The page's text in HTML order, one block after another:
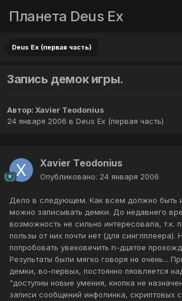
Планета Deus Ex
Deus Ex (первая часть)
Запись демок игры.
Автор: Xavier Teodonius
24 января 2006 в Deus Ex (первая часть)
Xavier Teodonius
Опубликовано: 24 января 2006
Дело в следующем. Как всем должно быть
можно записывать демки. До недавнего
возможность не сильно интересовала, т.к.
пользы от них почти нет (для синглплеера).
попробовать увековечить n-дцатое
Результаты были мягко говоря не очень...
демки, во-первых, постоянно пяовляется
"доступны новые умения, кнопка не
записи сообщений инфолинка, скриптовых